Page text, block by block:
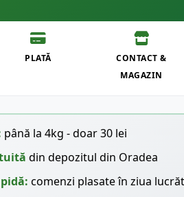
PLATĂ
CONTACT &
MAGAZIN
până la 4kg - doar 30 lei
din depozitul din Oradea
comenzi plasate în ziua